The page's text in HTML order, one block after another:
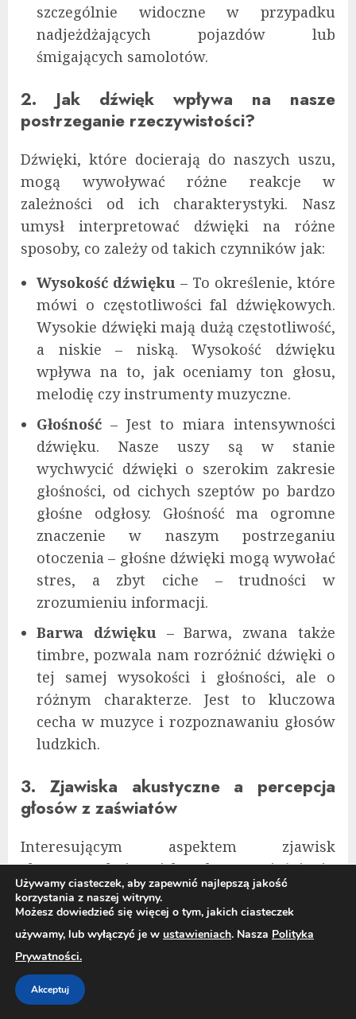
szczególnie widoczne w przypadku
nadjeżdżających pojazdów lub
śmigających samolotów.
2. Jak dźwięk wpływa na nasze
postrzeganie rzeczywistości?
Dźwięki, które docierają do naszych uszu,
mogą wywoływać różne reakcje w
zależności od ich charakterystyki. Nasz
umysł interpretować dźwięki na różne
sposoby, co zależy od takich czynników jak:
Wysokość dźwięku – To określenie, które
mówi o częstotliwości fal dźwiękowych.
Wysokie dźwięki mają dużą częstotliwość,
a niskie – niską. Wysokość dźwięku
wpływa na to, jak oceniamy ton głosu,
melodię czy instrumenty muzyczne.
Głośność – Jest to miara intensywności
dźwięku. Nasze uszy są w stanie
wychwycić dźwięki o szerokim zakresie
głośności, od cichych szeptów po bardzo
głośne odgłosy. Głośność ma ogromne
znaczenie w naszym postrzeganiu
otoczenia – głośne dźwięki mogą wywołać
stres, a zbyt ciche – trudności w
zrozumieniu informacji.
Barwa dźwięku – Barwa, zwana także
timbre, pozwala nam rozróżnić dźwięki o
tej samej wysokości i głośności, ale o
różnym charakterze. Jest to kluczowa
cecha w muzyce i rozpoznawaniu głosów
ludzkich.
3. Zjawiska akustyczne a percepcja
głosów z zaświatów
Interesującym aspektem zjawisk
akustycznych jest ich rola w wyjaśnianiu
zjawisk nadprzyrodzonych, takich jak „głosy
z zaświatów”. Wiele osób twierdzi, że słyszy
dźwięki, które wydają się pochodzić z
innych wymiarów, jednak akustyka
dostarcza wielu wyjaśnień dla tych
doświadczeń. Wiele z tych zjawisk jest
Używamy ciasteczek, aby zapewnić najlepszą jakość
korzystania z naszej witryny.
Możesz dowiedzieć się więcej o tym, jakich ciasteczek
używamy, lub wyłączyć je w ustawieniach. Nasza Polityka
Prywatności.
Akceptuj